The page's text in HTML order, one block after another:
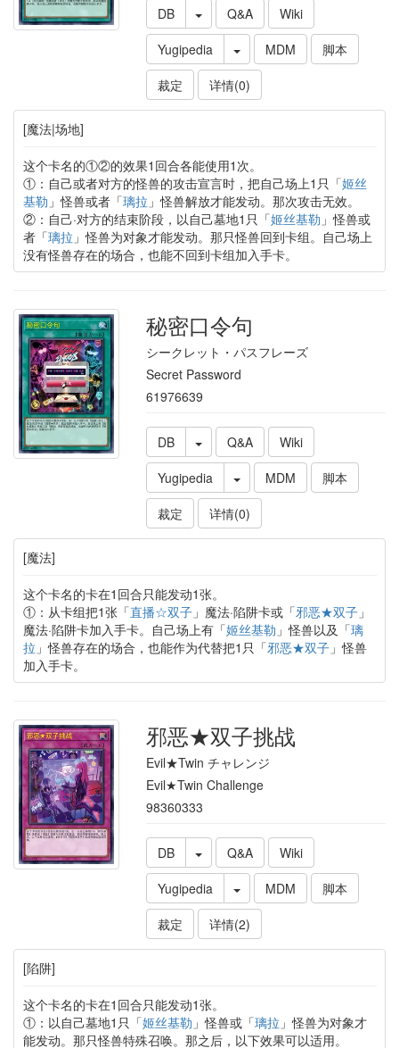
DB Q&A
Wiki
Yugipedia
MDM
脚本
裁定
详情(0)
[魔法|场地]
这个卡名的①②的效果1回合各能使用1次。
①：自己或者对方的怪兽的攻击宣言时，把自己场上1只「姬丝
基勒 」怪兽或者「璃拉 」怪兽解放才能发动。那次攻击无效。
②：自己·对方的结束阶段，以自己墓地1只「姬丝基勒 」怪兽或
者「璃拉 」怪兽为对象才能发动。那只怪兽回到卡组。自己场上
没有怪兽存在的场合，也能不回到卡组加入手卡。
秘密口令句
シークレット・パスフレーズ
Secret Password
61976639
DB Q&A
Wiki
Yugipedia
MDM
脚本
裁定
详情(0)
[魔法]
这个卡名的卡在1回合只能发动1张。
①：从卡组把1张「直播☆双子」魔法·陷阱卡或「邪恶★双子」
魔法·陷阱卡加入手卡。自己场上有「姬丝基勒 」怪兽以及「璃
拉 」怪兽存在的场合，也能作为代替把1只「邪恶★双子」怪兽
加入手卡。
邪恶★双子挑战
Evil★Twin チャレンジ
Evil★Twin Challenge
98360333
DB Q&A
Wiki
Yugipedia
MDM
脚本
裁定
详情(2)
[陷阱]
这个卡名的卡在1回合只能发动1张。
①：以自己墓地1只「姬丝基勒 」怪兽或「璃拉 」怪兽为对象才
能发动。那只怪兽特殊召唤。那之后，以下效果可以适用。